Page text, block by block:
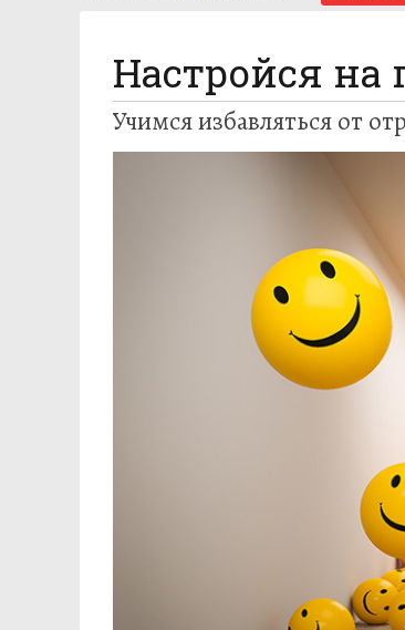
Настройся на
Учимся избавляться от